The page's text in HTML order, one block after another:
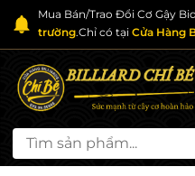
Mua Bán/Trao Đổi Cơ Gậy
trường.Chỉ có tại Cửa Hàng